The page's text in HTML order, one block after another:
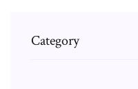
Category